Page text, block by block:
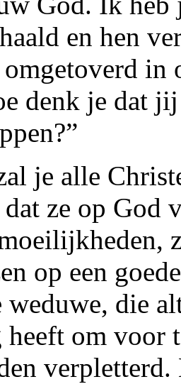
en hen
omgetoverd in
denk je dat
je alle
ze op God
op een
weduwe, die
om voor
verpletterd.